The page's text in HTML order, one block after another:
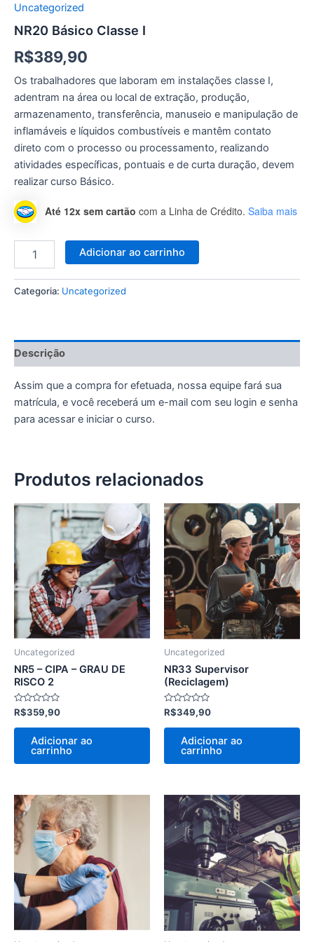
Uncategorized
NR20 Básico Classe I
R$389,90
Os trabalhadores que laboram em instalações classe I,
adentram na área ou local de extração, produção,
armazenamento, transferência, manuseio e manipulação de
inflamáveis e líquidos combustíveis e mantêm contato
direto com o processo ou processamento, realizando
atividades específicas, pontuais e de curta duração, devem
realizar curso Básico.
Até 12x sem cartão com a Linha de Crédito. Saiba mais
Adicionar ao carrinho
Categoria: Uncategorized
Descrição
Assim que a compra for efetuada, nossa equipe fará sua
matrícula, e você receberá um e-mail com seu login e senha
para acessar e iniciar o curso.
Produtos relacionados
Uncategorized
NR5 – CIPA – GRAU DE
RISCO 2
Avaliação
0
de
R$359,90
Adicionar ao
carrinho
Uncategorized
NR33 Supervisor
(Reciclagem)
Avaliação
0
de
R$349,90
Adicionar ao
carrinho